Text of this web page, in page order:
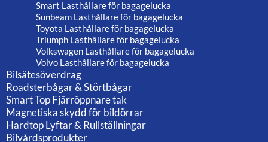
Smart Lasthållare för bagagelucka
Sunbeam Lasthållare för bagagelucka
Toyota Lasthållare för bagagelucka
Triumph Lasthållare för bagagelucka
Volkswagen Lasthållare för bagagelucka
Volvo Lasthållare för bagagelucka
Bilsätesöverdrag
Roadsterbågar & Störtbågar
Smart Top Fjärröppnare tak
Magnetiska skydd för bildörrar
Hardtop Lyftar & Rullställningar
Bilvårdsprodukter